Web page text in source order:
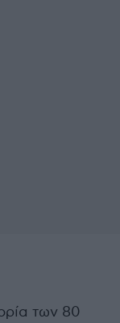
των 80